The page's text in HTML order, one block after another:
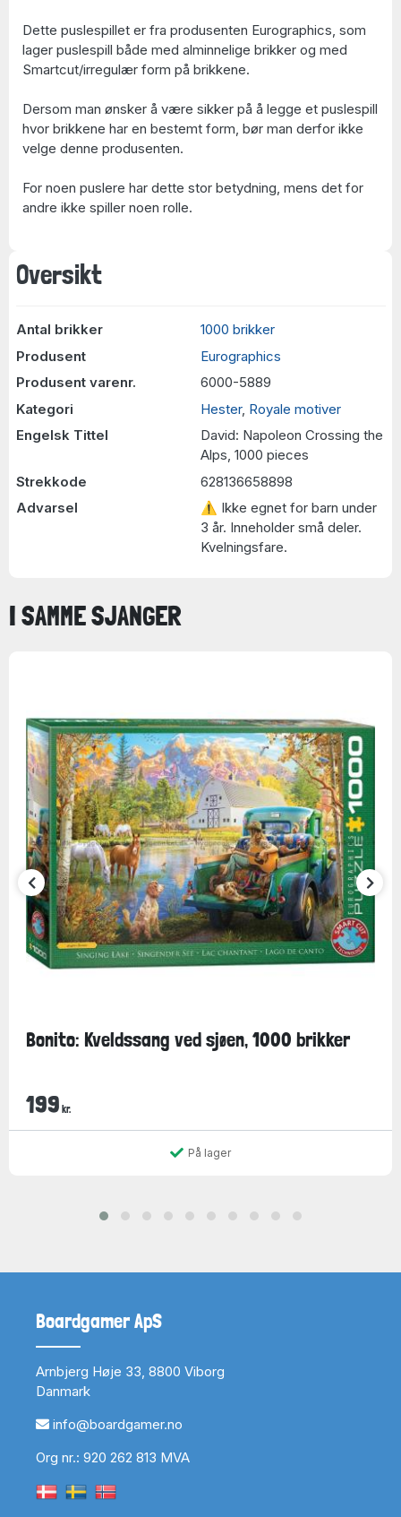
Oversikt
Antal brikker
1000 brikker
Produsent
Eurographics
Produsent varenr.
6000-5889
Kategori
Hester, Royale motiver
Engelsk Tittel
David: Napoleon Crossing the
Alps, 1000 pieces
Strekkode
628136658898
Advarsel
⚠ Ikke egnet for barn under
3 år. Inneholder små deler.
Kvelningsfare.
Dette puslespillet er fra produsenten Eurographics, som
lager puslespill både med alminnelige brikker og med
Smartcut/irregulær form på brikkene.
Dersom man ønsker å være sikker på å legge et puslespill
hvor brikkene har en bestemt form, bør man derfor ikke
velge denne produsenten.
For noen puslere har dette stor betydning, mens det for
andre ikke spiller noen rolle.
I SAMME SJANGER
Bonito: Kveldssang ved sjøen, 1000 brikker
199 kr.
På lager
Boardgamer ApS
Arnbjerg Høje 33, 8800 Viborg
Danmark
info@boardgamer.no
Org nr.: 920 262 813 MVA